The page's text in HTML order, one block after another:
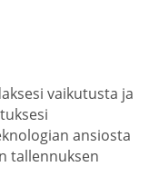
vaikutusta ja
ansiosta
tallennuksen